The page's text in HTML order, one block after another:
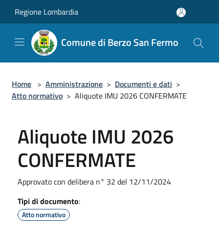
Regione Lombardia
Comune di Berzo San Fermo
Home > Amministrazione > Documenti e dati >
Atto normativo > Aliquote IMU 2026 CONFERMATE
Aliquote IMU 2026
CONFERMATE
Approvato con delibera n° 32 del 12/11/2024
Tipi di documento:
Atto normativo